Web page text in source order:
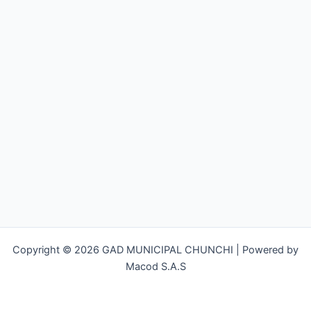
Copyright © 2026 GAD MUNICIPAL CHUNCHI | Powered by
Macod S.A.S